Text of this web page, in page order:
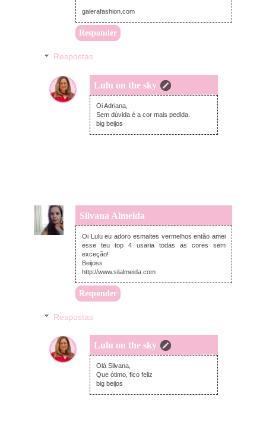
galerafashion.com
Responder
Respostas
Lulu on the sky
quarta-feira, dezembro 06, 2017
Oi Adriana,
Sem dúvida é a cor mais pedida.
big beijos
Silvana Almeida
quarta-feira, dezembro 06, 2017
Oi Lulu eu adoro esmaltes vermelhos então amei
esse teu top 4 usaria todas as cores sem
exceção!
Beijoss
http://www.silalmeida.com
Responder
Respostas
Lulu on the sky
quarta-feira, dezembro 06, 2017
Olá Silvana,
Que ótimo, fico feliz
big beijos